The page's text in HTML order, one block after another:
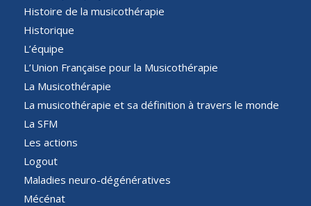
Histoire de la musicothérapie
Historique
L’équipe
L’Union Française pour la Musicothérapie
La Musicothérapie
La musicothérapie et sa définition à travers le monde
La SFM
Les actions
Logout
Maladies neuro-dégénératives
Mécénat